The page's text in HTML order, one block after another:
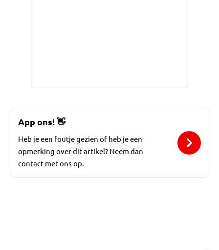
App ons!👋
Heb je een foutje gezien of heb je een
opmerking over dit artikel? Neem dan
contact met ons op.